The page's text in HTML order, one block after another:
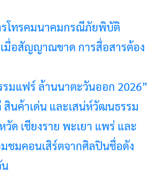
รโทรคมนาคมกรณีภัยพิบัติ
เมื่อสัญญาณขาด การสื่อสารต้อง
มแฟร์ ล้านนาตะวันออก 2026”
สินค้าเด่น และเสน่ห์วัฒนธรรม
วัด เชียงราย พะเยา แพร่ และ
ชมคอนเสิร์ตจากศิลปินชื่อดัง